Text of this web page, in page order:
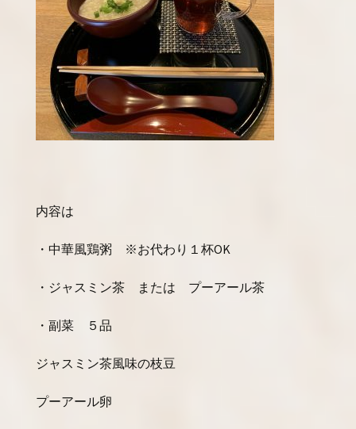
内容は
・中華風鶏粥 ※お代わり１杯OK
・ジャスミン茶 または プーアール茶
・副菜 ５品
ジャスミン茶風味の枝豆
プーアール卵